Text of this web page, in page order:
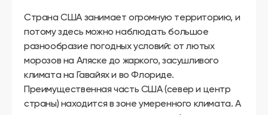
Страна США занимает огромную территорию, и
потому здесь можно наблюдать большое
разнообразие погодных условий: от лютых
морозов на Аляске до жаркого, засушливого
климата на Гавайях и во Флориде.
Преимущественная часть США (север и центр
страны) находится в зоне умеренного климата. А